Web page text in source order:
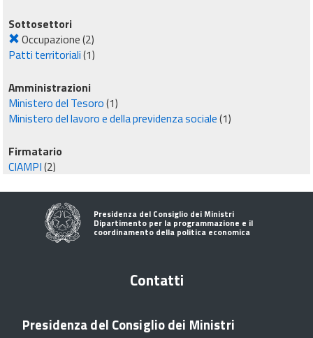
Sottosettori
Occupazione(2)
Patti territoriali(1)
Amministrazioni
Ministero del Tesoro(1)
Ministero del lavoro e della previdenza sociale(1)
Firmatario
CIAMPI(2)
Presidenza del Consiglio dei Ministri
Dipartimento per la programmazione e il
coordinamento della politica economica
Contatti
Presidenza del Consiglio dei Ministri